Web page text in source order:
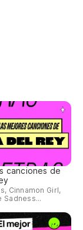
canciones de
Cinnamon Girl,
Sadness...